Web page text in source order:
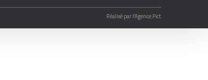
Réalisé par l’Agence Pict